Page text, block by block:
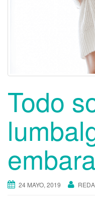
Todo
24 MAYO, 2019